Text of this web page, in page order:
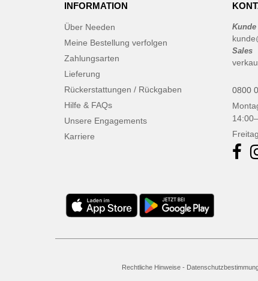
INFORMATION
Über Needen
Meine Bestellung verfolgen
Zahlungsarten
Lieferung
Rückerstattungen / Rückgaben
Hilfe & FAQs
Unsere Engagements
Karriere
Kunde
Sales
0800
Rechtliche Hinweise-